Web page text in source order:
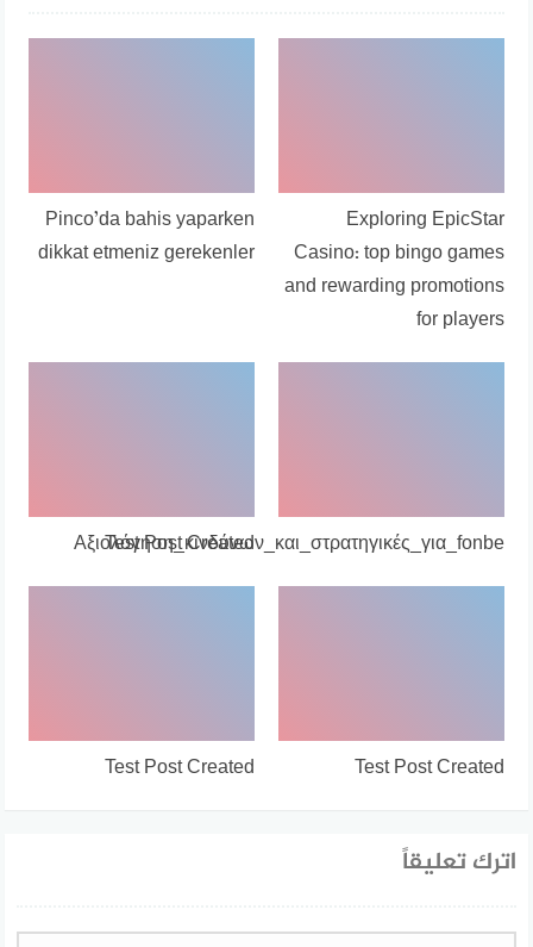
Exploring EpicStar
Casino: top bingo games
and rewarding promotions
for players
Pinco’da bahis yaparken
dikkat etmeniz gerekenler
Αξιολόγηση_κινδύνων_και_στρατηγικές_για_fonbe
Test Post Created
Test Post Created
Test Post Created
اترك تعليقاً